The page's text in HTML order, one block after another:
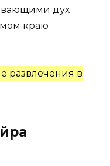
дух
краю
развлечения в